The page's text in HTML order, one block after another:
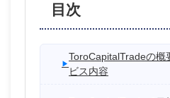
目次
ToroCapitalTradeの概
ビス内容